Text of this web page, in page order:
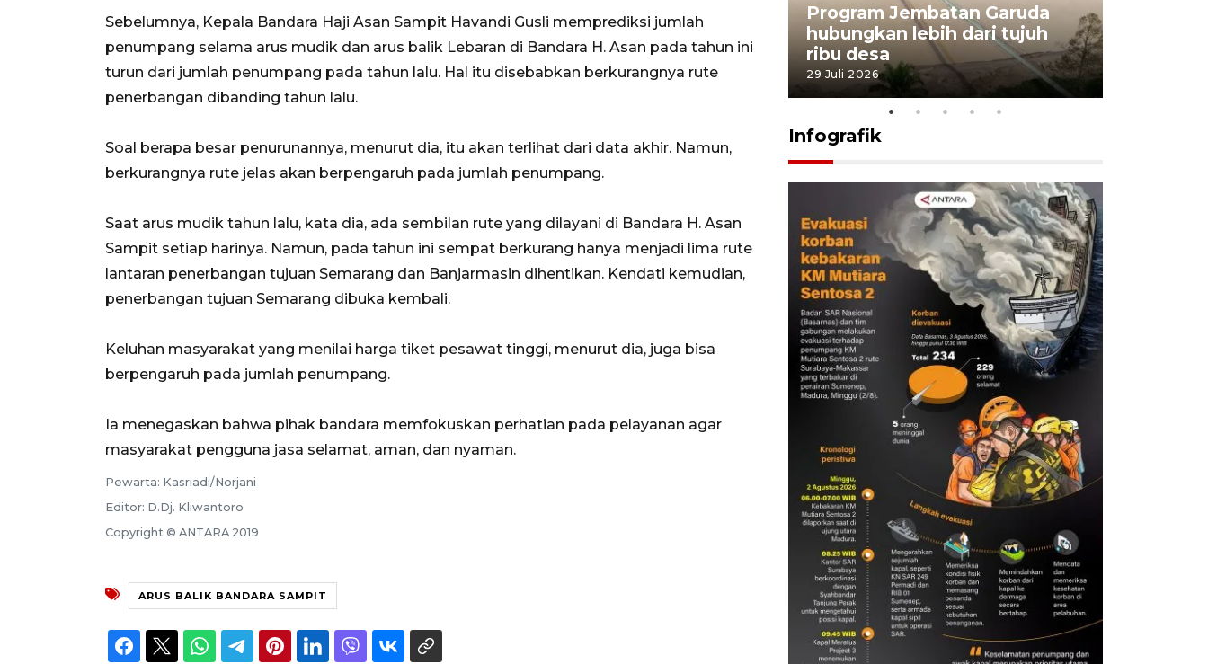
Sebelumnya, Kepala Bandara Haji Asan Sampit Havandi Gusli memprediksi jumlah
penumpang selama arus mudik dan arus balik Lebaran di Bandara H. Asan pada tahun ini
turun dari jumlah penumpang pada tahun lalu. Hal itu disebabkan berkurangnya rute
penerbangan dibanding tahun lalu.
Soal berapa besar penurunannya, menurut dia, itu akan terlihat dari data akhir. Namun,
berkurangnya rute jelas akan berpengaruh pada jumlah penumpang.
Saat arus mudik tahun lalu, kata dia, ada sembilan rute yang dilayani di Bandara H. Asan
Sampit setiap harinya. Namun, pada tahun ini sempat berkurang hanya menjadi lima rute
lantaran penerbangan tujuan Semarang dan Banjarmasin dihentikan. Kendati kemudian,
penerbangan tujuan Semarang dibuka kembali.
Keluhan masyarakat yang menilai harga tiket pesawat tinggi, menurut dia, juga bisa
berpengaruh pada jumlah penumpang.
Ia menegaskan bahwa pihak bandara memfokuskan perhatian pada pelayanan agar
masyarakat pengguna jasa selamat, aman, dan nyaman.
Pewarta: Kasriadi/Norjani
Editor: D.Dj. Kliwantoro
Copyright © ANTARA 2019
ARUS BALIK BANDARA SAMPIT
Gabung Persebaya, striker
timnas Ramadhan Sananta
kembali asah naluri
9 Juli 2026
Program Jembatan Garuda
hubungkan lebih dari tujuh
ribu desa
29 Juli 2026
Infografik